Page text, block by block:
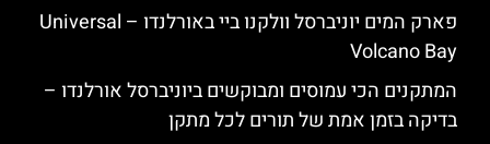
פארק המים יוניברסל וולקנו ביי באורלנדו – Universal
Volcano Bay
המתקנים הכי עמוסים ומבוקשים ביוניברסל אורלנדו –
בדיקה בזמן אמת של תורים לכל מתקן